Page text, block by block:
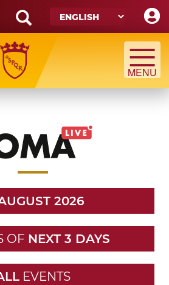
2026
OF NEXT 3 DAYS
EVENTS